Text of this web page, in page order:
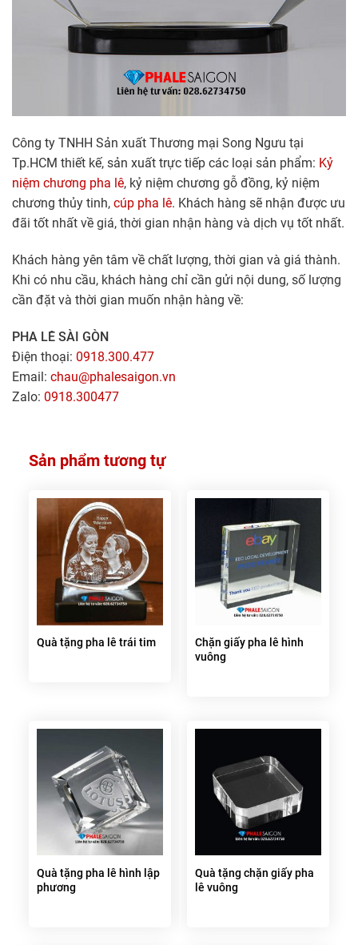
Công ty TNHH Sản xuất Thương mại Song Ngưu tại
Tp.HCM thiết kế, sản xuất trực tiếp các loại sản phẩm: Kỷ
niệm chương pha lê, kỷ niệm chương gỗ đồng, kỷ niệm
chương thủy tinh, cúp pha lê. Khách hàng sẽ nhận được ưu
đãi tốt nhất về giá, thời gian nhận hàng và dịch vụ tốt nhất.
Khách hàng yên tâm về chất lượng, thời gian và giá thành.
Khi có nhu cầu, khách hàng chỉ cần gửi nội dung, số lượng
cần đặt và thời gian muốn nhận hàng về:
PHA LÊ SÀI GÒN
Điện thoại: 0918.300.477
Email: chau@phalesaigon.vn
Zalo: 0918.300477
Sản phẩm tương tự
Quà tặng pha lê trái tim
Chặn giấy pha lê hình
vuông
Quà tặng pha lê hình lập
phương
Quà tặng chặn giấy pha
lê vuông